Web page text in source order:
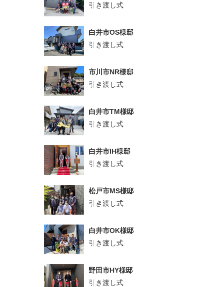
引き渡し式
白井市OS様邸
引き渡し式
市川市NR様邸
引き渡し式
白井市TM様邸
引き渡し式
白井市IH様邸
引き渡し式
松戸市MS様邸
引き渡し式
白井市OK様邸
引き渡し式
野田市HY様邸
引き渡し式